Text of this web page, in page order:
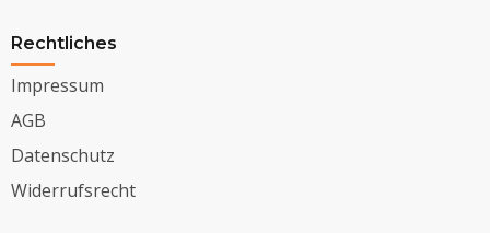
Rechtliches
Impressum
AGB
Datenschutz
Widerrufsrecht